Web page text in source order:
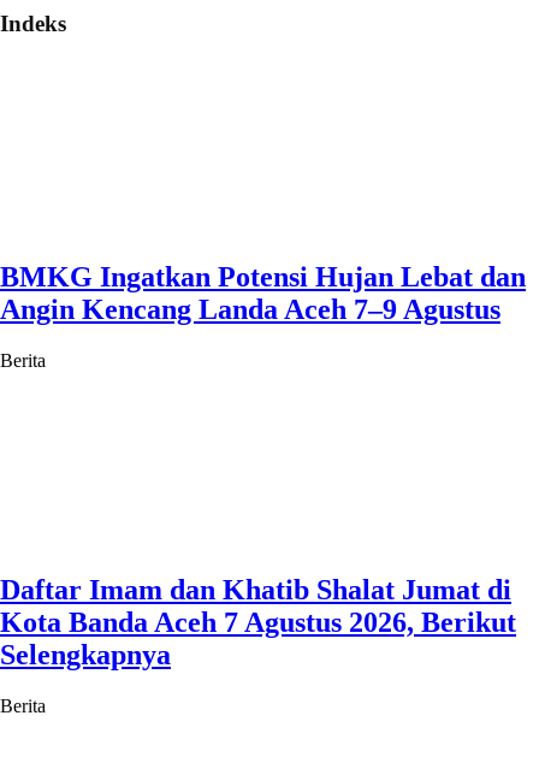
Indeks
BMKG Ingatkan Potensi Hujan Lebat dan
Angin Kencang Landa Aceh 7–9 Agustus
Berita
Daftar Imam dan Khatib Shalat Jumat di
Kota Banda Aceh 7 Agustus 2026, Berikut
Selengkapnya
Berita